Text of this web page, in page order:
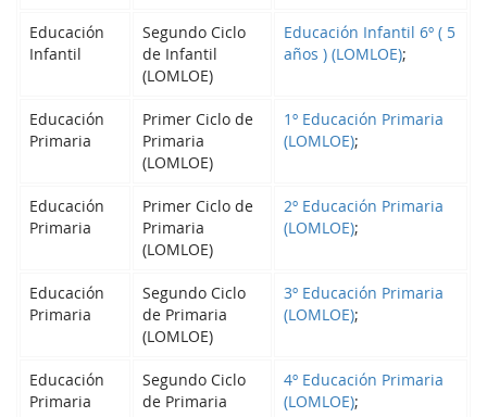
Educación
Infantil
Segundo Ciclo
de Infantil
(LOMLOE)
Educación Infantil 6º ( 5
años ) (LOMLOE);
Educación
Primaria
Primer Ciclo de
Primaria
(LOMLOE)
1º Educación Primaria
(LOMLOE);
Educación
Primaria
Primer Ciclo de
Primaria
(LOMLOE)
2º Educación Primaria
(LOMLOE);
Educación
Primaria
Segundo Ciclo
de Primaria
(LOMLOE)
3º Educación Primaria
(LOMLOE);
Educación
Primaria
Segundo Ciclo
de Primaria
4º Educación Primaria
(LOMLOE);